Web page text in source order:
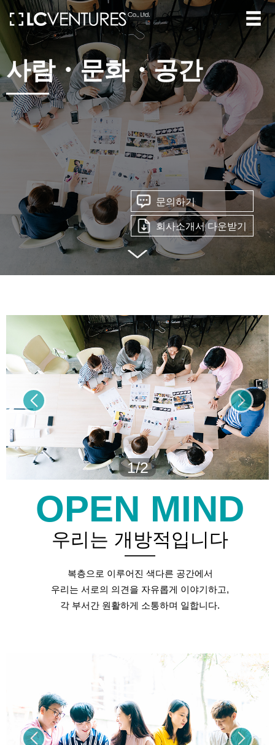
문의하기
회사소개서 다운받기
사람・문화・공간
1/2
OPEN MIND
우리는 개방적입니다
복층으로 이루어진 색다른 공간에서
우리는 서로의 의견을 자유롭게 이야기하고,
각 부서간 원활하게 소통하며 일합니다.